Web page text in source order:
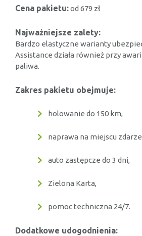
Cena pakietu:od 679 zł
Najważniejsze zalety:
Bardzo elastyczne warianty
Assistance działa również przy
paliwa.
Zakres pakietu obejmuje:
holowanie do 150 km,
naprawa na miejscu
auto zastępcze do 3 dni,
Zielona Karta,
pomoc techniczna 24/7.
Dodatkowe udogodnienia: